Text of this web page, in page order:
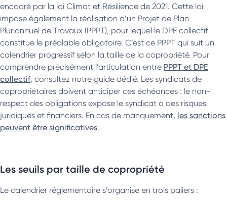
encadré par la loi Climat et Résilience de 2021. Cette loi
impose également la réalisation d’un Projet de Plan
Pluriannuel de Travaux (PPPT), pour lequel le DPE collectif
constitue le préalable obligatoire. C’est ce PPPT qui suit un
calendrier progressif selon la taille de la copropriété. Pour
comprendre précisément l’articulation entre PPPT et DPE
collectif, consultez notre guide dédié. Les syndicats de
copropriétaires doivent anticiper ces échéances : le non-
respect des obligations expose le syndicat à des risques
juridiques et financiers. En cas de manquement, les sanctions
peuvent être significatives.
Les seuils par taille de copropriété
Le calendrier réglementaire s’organise en trois paliers :